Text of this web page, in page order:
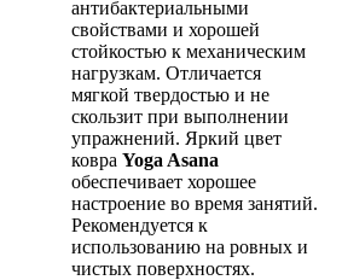
антибактериальными
свойствами и хорошей
стойкостью к механическим
нагрузкам. Отличается
мягкой твердостью и не
скользит при выполнении
упражнений. Яркий цвет
ковра Yoga Asana
обеспечивает хорошее
настроение во время занятий.
Рекомендуется к
использованию на ровных и
чистых поверхностях.